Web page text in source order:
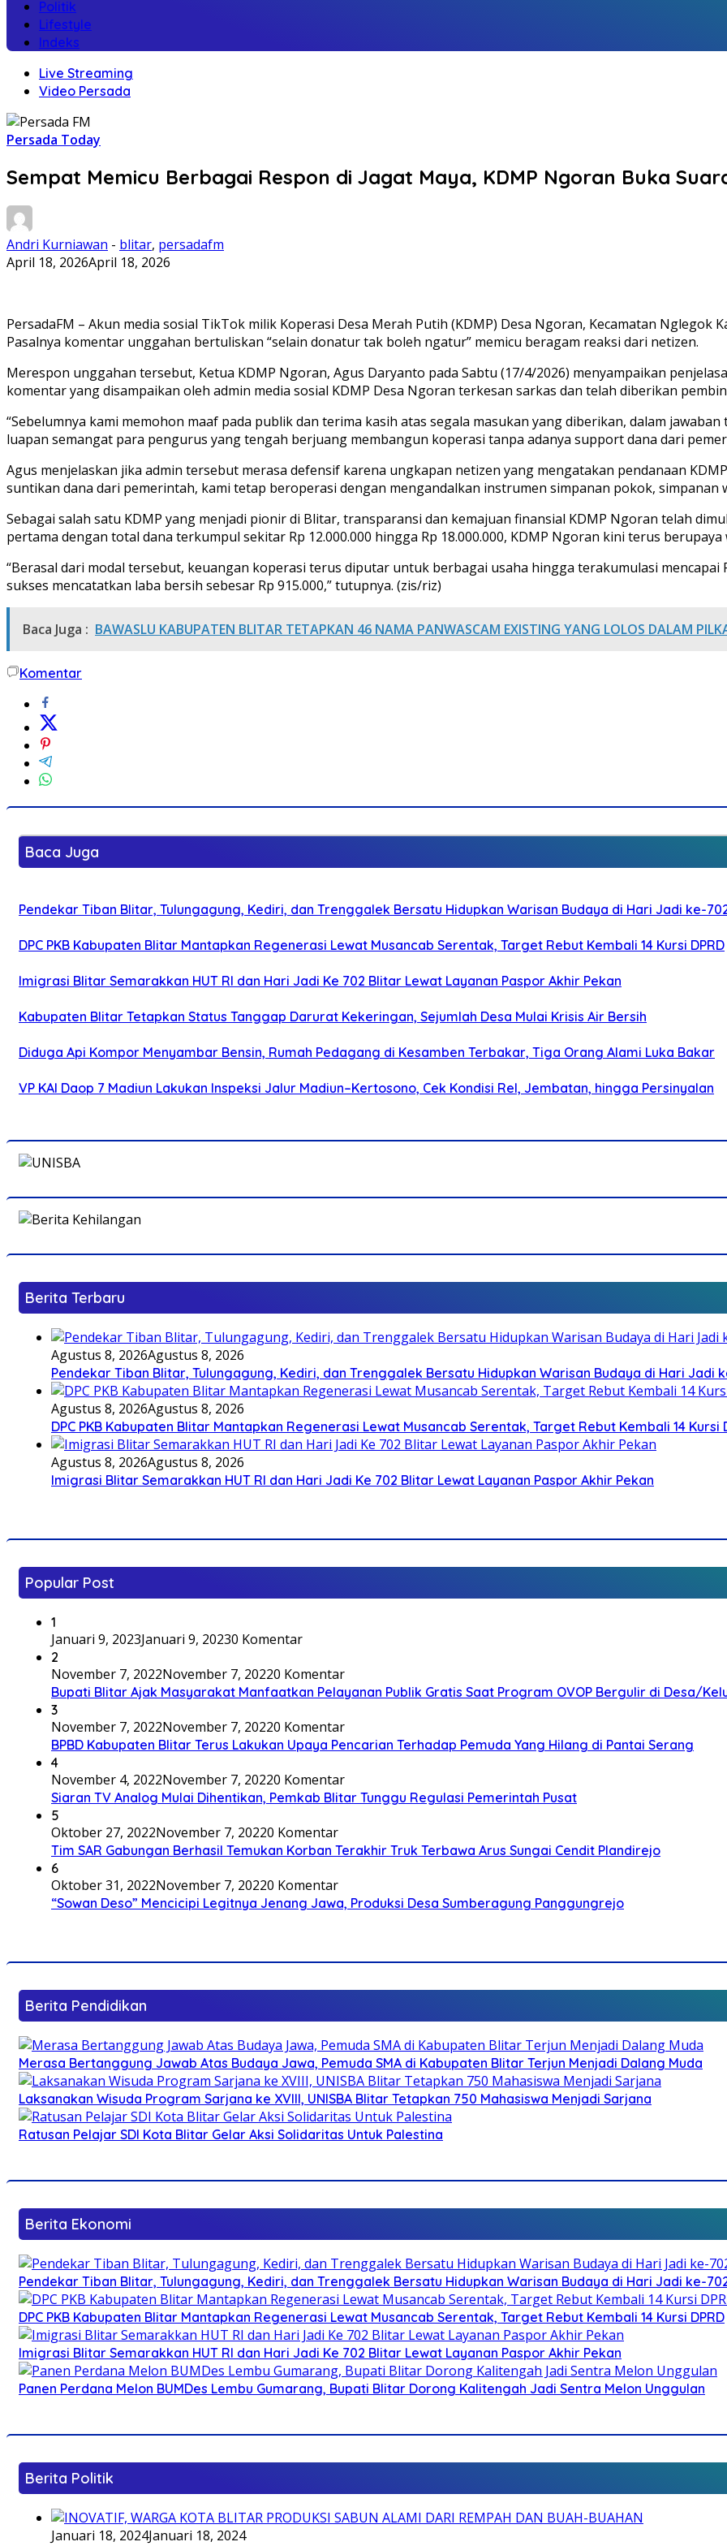
Politik
Lifestyle
Indeks
Live Streaming
Video Persada
Persada Today
Sempat Memicu Berbagai Respon di Jagat Maya, KDMP Ngoran Buka
Andri Kurniawan - blitar, persadafm
April 18, 2026April 18, 2026
PersadaFM – Akun media sosial TikTok milik Koperasi Desa Merah Putih (KDMP) Desa Ngoran, Kecamatan
Pasalnya komentar unggahan bertuliskan “selain donatur tak boleh ngatur” memicu beragam reaksi dari netizen.
Merespon unggahan tersebut, Ketua KDMP Ngoran, Agus Daryanto pada Sabtu (17/4/2026) menyampaikan
komentar yang disampaikan oleh admin media sosial KDMP Desa Ngoran terkesan sarkas dan telah diberikan
“Sebelumnya kami memohon maaf pada publik dan terima kasih atas segala masukan yang diberikan, dalam
luapan semangat para pengurus yang tengah berjuang membangun koperasi tanpa adanya support dana dari
Agus menjelaskan jika admin tersebut merasa defensif karena ungkapan netizen yang mengatakan pendanaan
suntikan dana dari pemerintah, kami tetap beroperasi dengan mengandalkan instrumen simpanan pokok, simpanan
Sebagai salah satu KDMP yang menjadi pionir di Blitar, transparansi dan kemajuan finansial KDMP Ngoran telah
pertama dengan total dana terkumpul sekitar Rp 12.000.000 hingga Rp 18.000.000, KDMP Ngoran kini terus
“Berasal dari modal tersebut, keuangan koperasi terus diputar untuk berbagai usaha hingga terakumulasi mencapai
sukses mencatatkan laba bersih sebesar Rp 915.000,” tutupnya. (zis/riz)
Baca Juga : BAWASLU KABUPATEN BLITAR TETAPKAN 46 NAMA PANWASCAM EXISTING YANG LOLOS DALAM
Komentar
Baca Juga
Pendekar Tiban Blitar, Tulungagung, Kediri, dan Trenggalek Bersatu Hidupkan Warisan Budaya di Hari Jadi ke-
DPC PKB Kabupaten Blitar Mantapkan Regenerasi Lewat Musancab Serentak, Target Rebut Kembali 14 Kursi DPRD
Imigrasi Blitar Semarakkan HUT RI dan Hari Jadi Ke 702 Blitar Lewat Layanan Paspor Akhir Pekan
Kabupaten Blitar Tetapkan Status Tanggap Darurat Kekeringan, Sejumlah Desa Mulai Krisis Air Bersih
Diduga Api Kompor Menyambar Bensin, Rumah Pedagang di Kesamben Terbakar, Tiga Orang Alami Luka Bakar
VP KAI Daop 7 Madiun Lakukan Inspeksi Jalur Madiun–Kertosono, Cek Kondisi Rel, Jembatan, hingga Persinyalan
Berita Terbaru
Agustus 8, 2026Agustus 8, 2026
Pendekar Tiban Blitar, Tulungagung, Kediri, dan Trenggalek Bersatu Hidupkan Warisan Budaya di Hari Jadi
Agustus 8, 2026Agustus 8, 2026
DPC PKB Kabupaten Blitar Mantapkan Regenerasi Lewat Musancab Serentak, Target Rebut Kembali 14 Kursi
Agustus 8, 2026Agustus 8, 2026
Imigrasi Blitar Semarakkan HUT RI dan Hari Jadi Ke 702 Blitar Lewat Layanan Paspor Akhir Pekan
Popular Post
1
Januari 9, 2023Januari 9, 20230 Komentar
2
November 7, 2022November 7, 20220 Komentar
Bupati Blitar Ajak Masyarakat Manfaatkan Pelayanan Publik Gratis Saat Program OVOP Bergulir di Desa/
3
November 7, 2022November 7, 20220 Komentar
BPBD Kabupaten Blitar Terus Lakukan Upaya Pencarian Terhadap Pemuda Yang Hilang di Pantai Serang
4
November 4, 2022November 7, 20220 Komentar
Siaran TV Analog Mulai Dihentikan, Pemkab Blitar Tunggu Regulasi Pemerintah Pusat
5
Oktober 27, 2022November 7, 20220 Komentar
Tim SAR Gabungan Berhasil Temukan Korban Terakhir Truk Terbawa Arus Sungai Cendit Plandirejo
6
Oktober 31, 2022November 7, 20220 Komentar
“Sowan Deso” Mencicipi Legitnya Jenang Jawa, Produksi Desa Sumberagung Panggungrejo
Berita Pendidikan
Merasa Bertanggung Jawab Atas Budaya Jawa, Pemuda SMA di Kabupaten Blitar Terjun Menjadi Dalang Muda
Laksanakan Wisuda Program Sarjana ke XVIII, UNISBA Blitar Tetapkan 750 Mahasiswa Menjadi Sarjana
Ratusan Pelajar SDI Kota Blitar Gelar Aksi Solidaritas Untuk Palestina
Berita Ekonomi
Pendekar Tiban Blitar, Tulungagung, Kediri, dan Trenggalek Bersatu Hidupkan Warisan Budaya di Hari Jadi ke-
DPC PKB Kabupaten Blitar Mantapkan Regenerasi Lewat Musancab Serentak, Target Rebut Kembali 14 Kursi DPRD
Imigrasi Blitar Semarakkan HUT RI dan Hari Jadi Ke 702 Blitar Lewat Layanan Paspor Akhir Pekan
Panen Perdana Melon BUMDes Lembu Gumarang, Bupati Blitar Dorong Kalitengah Jadi Sentra Melon Unggulan
Berita Politik
Januari 18, 2024Januari 18, 2024